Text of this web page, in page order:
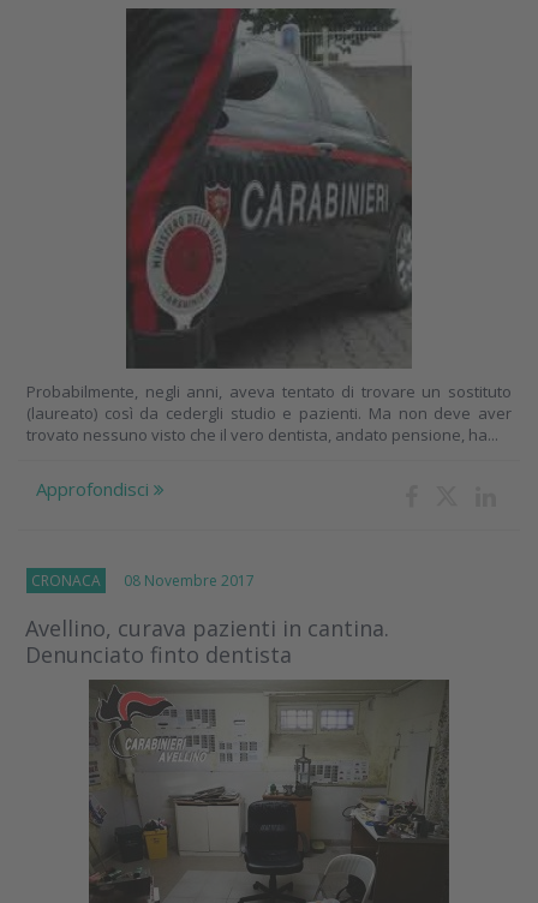
Probabilmente, negli anni, aveva tentato di trovare un sostituto
(laureato) così da cedergli studio e pazienti. Ma non deve aver
trovato nessuno visto che il vero dentista, andato pensione, ha...
Approfondisci
CRONACA 08 Novembre 2017
Avellino, curava pazienti in cantina.
Denunciato finto dentista